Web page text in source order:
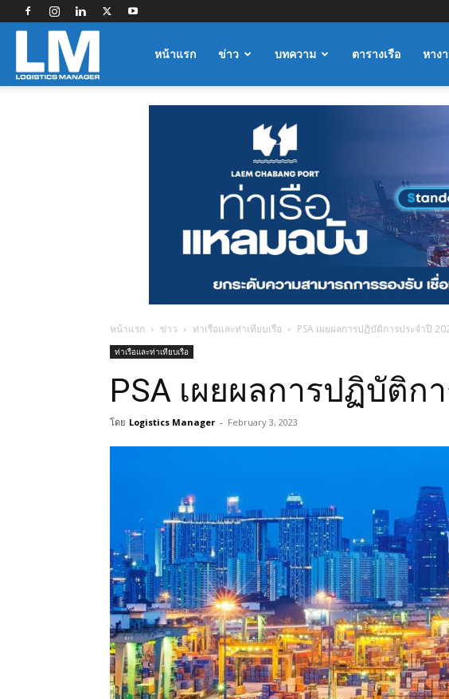
Logisticsหน้าแรก ข่าว บทความ ตารางเรือ หาง
หน้าแรก ข่าว ท่าเรือและท่าเทียบเรือ PSA เผยผลการปฏิบัติการประจำปี
ท่าเรือและท่าเทียบเรือ
PSA เผยผลการปฏิบัติก
โดย Logistics Manager - February 3, 2023